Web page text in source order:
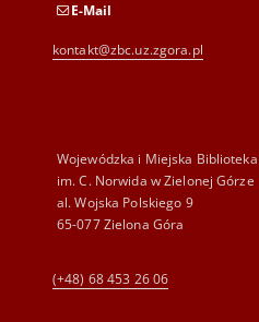
E-Mail
kontakt@zbc.uz.zgora.pl
Wojewódzka i Miejska
im. C. Norwida w Zielonej Górze
al. Wojska Polskiego 9
65-077 Zielona Góra
(+48) 68 453 26 06